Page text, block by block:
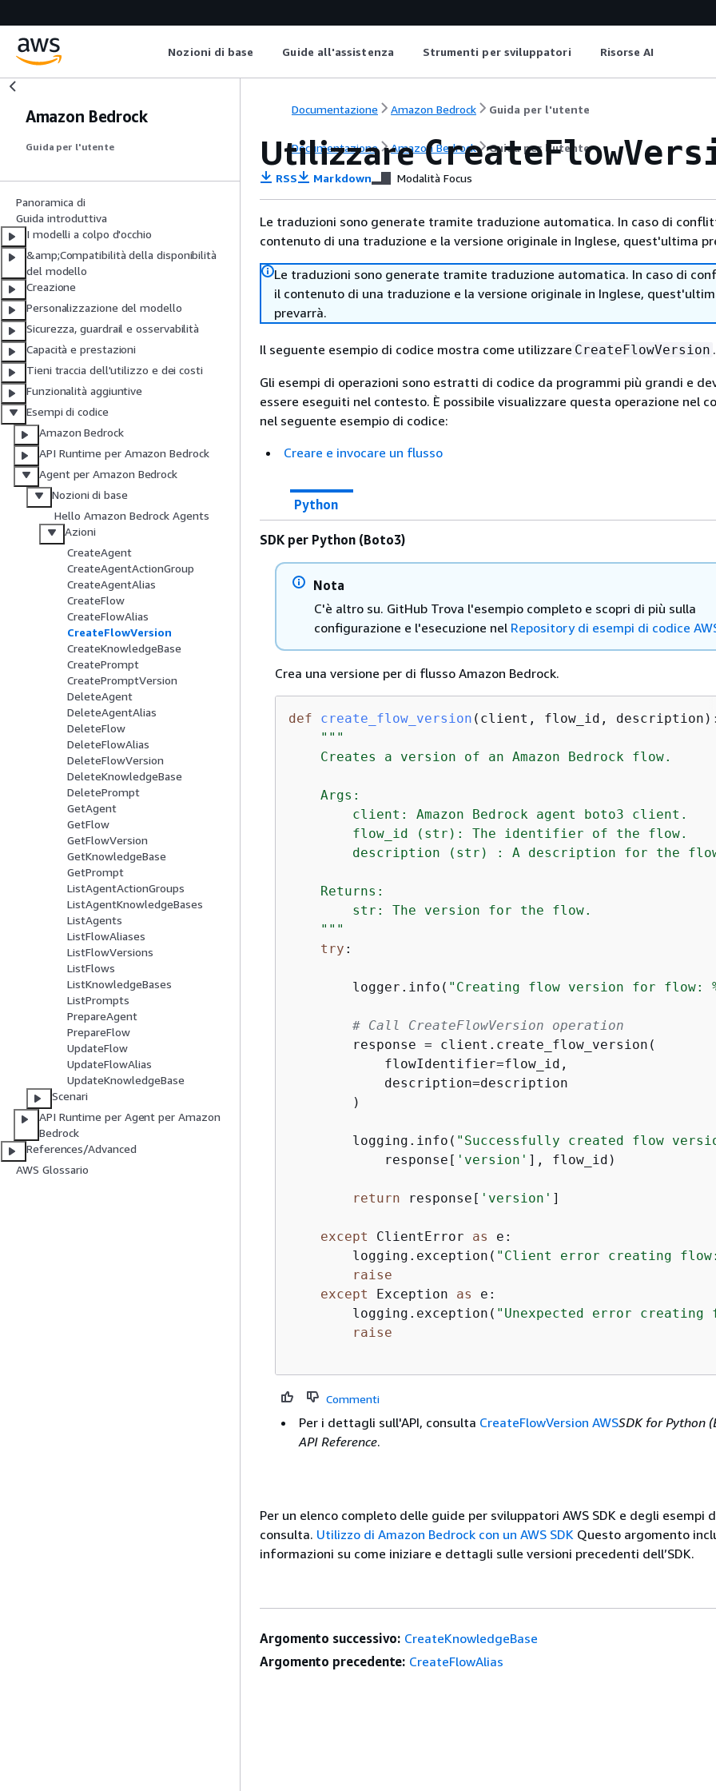
Nozioni di base Guide all'assistenza Strumenti per sviluppatori Risorse AI
Amazon Bedrock
Guida per l'utente
Panoramica di
Guida introduttiva
I modelli a colpo d'occhio
&amp;Compatibilità della disponibilità
del modello
Creazione
Personalizzazione del modello
Sicurezza, guardrail e osservabilità
Capacità e prestazioni
Tieni traccia dell'utilizzo e dei costi
Funzionalità aggiuntive
Esempi di codice
Amazon Bedrock
API Runtime per Amazon Bedrock
Agent per Amazon Bedrock
Nozioni di base
Hello Amazon Bedrock Agents
Azioni
CreateAgent
CreateAgentActionGroup
CreateAgentAlias
CreateFlow
CreateFlowAlias
CreateFlowVersion
CreateKnowledgeBase
CreatePrompt
CreatePromptVersion
DeleteAgent
DeleteAgentAlias
DeleteFlow
DeleteFlowAlias
DeleteFlowVersion
DeleteKnowledgeBase
DeletePrompt
GetAgent
GetFlow
GetFlowVersion
GetKnowledgeBase
GetPrompt
ListAgentActionGroups
ListAgentKnowledgeBases
ListAgents
ListFlowAliases
ListFlowVersions
ListFlows
ListKnowledgeBases
ListPrompts
PrepareAgent
PrepareFlow
UpdateFlow
UpdateFlowAlias
UpdateKnowledgeBase
Scenari
API Runtime per Agent per Amazon
Bedrock
References/Advanced
AWS Glossario
Documentazione Amazon Bedrock Guida per l'utente
Documentazione Amazon Bedrock Guida per l'utente
Utilizzare
RSS Markdown Modalità Focus
Le traduzioni sono generate tramite traduzione automatica. In caso di
contenuto di una traduzione e la versione originale in Inglese, quest'ultima
Le traduzioni sono generate tramite traduzione automatica. In caso di
il contenuto di una traduzione e la versione originale in Inglese,
prevarrà.
Il seguente esempio di codice mostra come utilizzare CreateFlowVersion .
Gli esempi di operazioni sono estratti di codice da programmi più grandi e
essere eseguiti nel contesto. È possibile visualizzare questa operazione nel
nel seguente esempio di codice:
Creare e invocare un flusso
Python
SDK per Python (Boto3)
Nota
C'è altro su. GitHub Trova l'esempio completo e scopri di più sulla
configurazione e l'esecuzione nel Repository di esempi di codice
Crea una versione per di flusso Amazon Bedrock.
def create_flow_version ( client, flow_id, description ):
"""
    Creates a version of an Amazon Bedrock flow.
    Args:
        client: Amazon Bedrock agent boto3 client.
        flow_id (str): The identifier of the flow.
description (str) : A description for the
    Returns:
        str: The version for the flow.
    """
try :
        logger.info(
"Creating flow version for flow:
# Call CreateFlowVersion operation
        response = client.create_flow_version(
            flowIdentifier=flow_id,
            description=description
        )
        logging.info(
"Successfully created flow
            response[
'version' ], flow_id)
return response[ 'version' ]
except ClientError as e:
        logging.exception(
"Client error creating flow:
raise
except Exception as e:
        logging.exception(
"Unexpected error creating
raise
Commenti
Per i dettagli sull'API, consulta CreateFlowVersion AWSSDK for Python
API Reference.
Per un elenco completo delle guide per sviluppatori AWS SDK e degli esempi
consulta. Utilizzo di Amazon Bedrock con un AWS SDK Questo argomento
informazioni su come iniziare e dettagli sulle versioni precedenti dell’SDK.
Argomento successivo: CreateKnowledgeBase
Argomento precedente: CreateFlowAlias